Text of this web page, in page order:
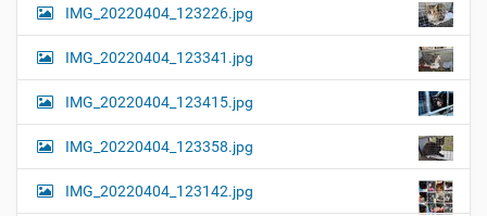
…
IMG_20220404_123226.jpg
IMG_20220404_123341.jpg
IMG_20220404_123415.jpg
IMG_20220404_123358.jpg
IMG_20220404_123142.jpg